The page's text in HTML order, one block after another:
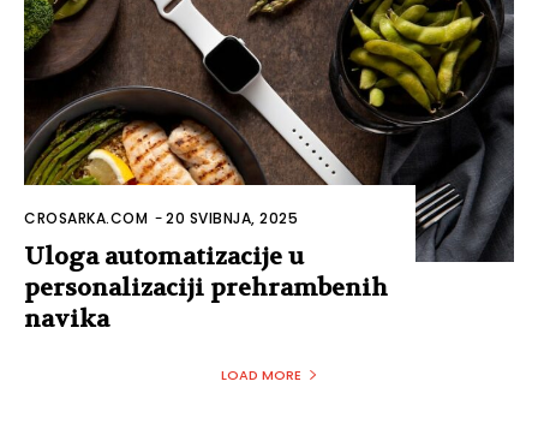
CROSARKA.COM -20 SVIBNJA, 2025
Uloga automatizacije u
personalizaciji prehrambenih
navika
LOAD MORE